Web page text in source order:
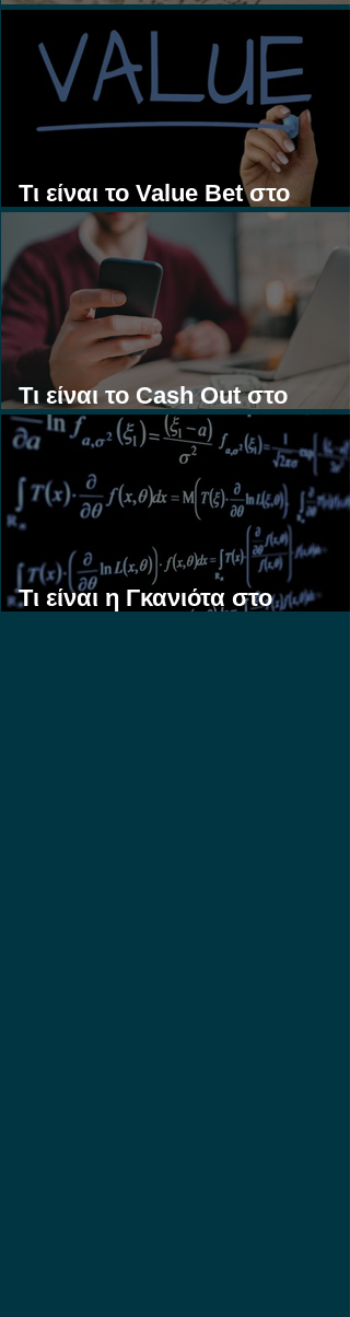
Τι είναι τα Ασιατικά Χάντικαπ;
Τι είναι το Value Bet στο
Στοίχημα;
Τι είναι το Cash Out στο
Στοίχημα;
Τι είναι η Γκανιότα στο